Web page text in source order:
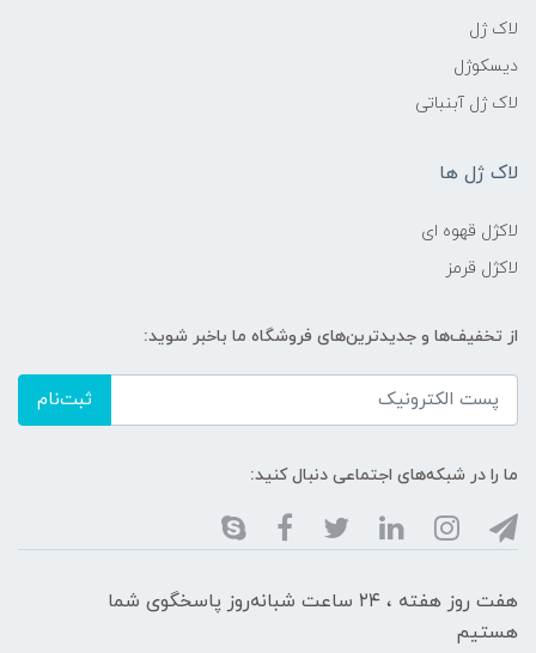
لاک ژل
دیسکوژل
لاک ژل آبنباتی
لاک ژل ها
لاکژل قهوه ای
لاکژل قرمز
از تخفیف‌ها و جدیدترین‌های فروشگاه ما باخبر شوید:
ثبت‌نام
ما را در شبکه‌های اجتماعی دنبال کنید:
هفت روز هفته ، ۲۴ ساعت شبانه‌روز پاسخگوی شما
هستیم